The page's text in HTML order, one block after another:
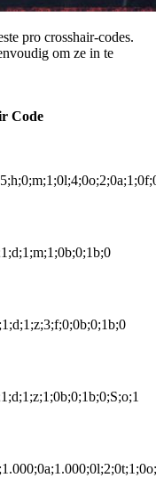
pro crosshair-codes.
om ze in te
Code